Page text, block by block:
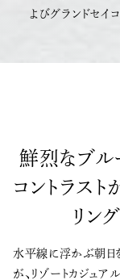
よびグランドセイ
鮮烈なブル
コントラスト
リン
水平線に浮かぶ朝日
が、リゾートカジュア